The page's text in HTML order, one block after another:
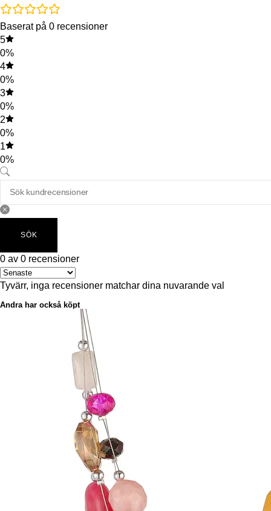
Baserat på 0 recensioner
5
0%
4
0%
3
0%
2
0%
1
0%
SÖK
0 av 0 recensioner
Tyvärr, inga recensioner matchar dina nuvarande val
Andra har också köpt